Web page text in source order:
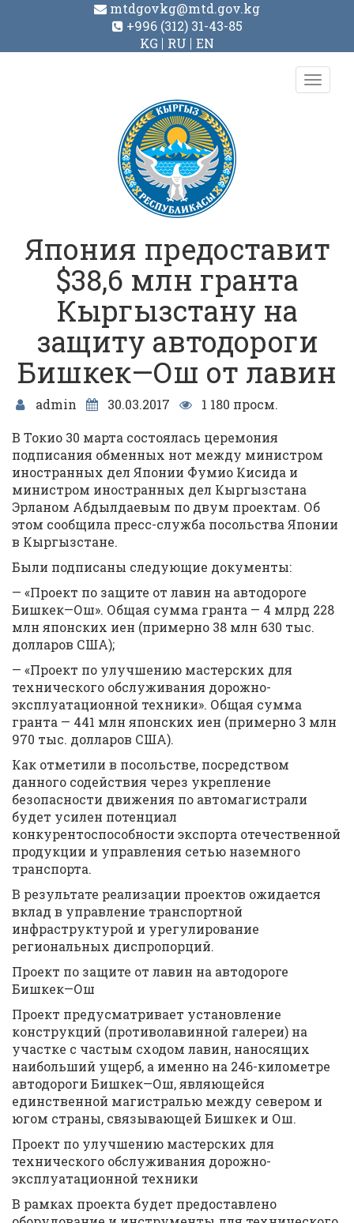
mtdgovkg@mtd.gov.kg
+996 (312) 31-43-85
KG
RU EN
Toggle
Япония предоставит
$38,6 млн гранта
Кыргызстану на
защиту автодороги
Бишкек—Ош от лавин
admin 30.03.2017
1 180 просм.
В Токио 30 марта состоялась церемония
подписания обменных нот между министром
иностранных дел Японии Фумио Кисида и
министром иностранных дел Кыргызстана
Эрланом Абдылдаевым по двум проектам. Об
этом сообщила пресс-служба посольства Японии
в Кыргызстане.
Были подписаны следующие документы:
— «Проект по защите от лавин на автодороге
Бишкек—Ош». Общая сумма гранта — 4 млрд 228
млн японских иен (примерно 38 млн 630 тыс.
долларов США);
— «Проект по улучшению мастерских для
технического обслуживания дорожно-
эксплуатационной техники». Общая сумма
гранта — 441 млн японских иен (примерно 3 млн
970 тыс. долларов США).
Как отметили в посольстве, посредством
данного содействия через укрепление
безопасности движения по автомагистрали
будет усилен потенциал
конкурентоспособности экспорта отечественной
продукции и управления сетью наземного
транспорта.
В результате реализации проектов ожидается
вклад в управление транспортной
инфраструктурой и урегулирование
региональных диспропорций.
Проект по защите от лавин на автодороге
Бишкек—Ош
Проект предусматривает установление
конструкций (противолавинной галереи) на
участке с частым сходом лавин, наносящих
наибольший ущерб, а именно на 246-километре
автодороги Бишкек—Ош, являющейся
единственной магистралью между севером и
югом страны, связывающей Бишкек и Ош.
Проект по улучшению мастерских для
технического обслуживания дорожно-
эксплуатационной техники
В рамках проекта будет предоставлено